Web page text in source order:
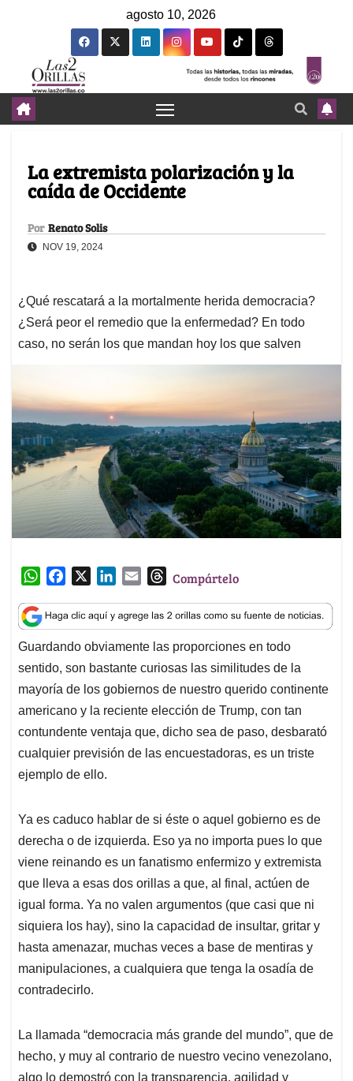
agosto 10, 2026
La extremista polarización y la
caída de Occidente
Por Renato Solis
NOV 19, 2024
¿Qué rescatará a la mortalmente herida democracia?
¿Será peor el remedio que la enfermedad? En todo
caso, no serán los que mandan hoy los que salven
W
a
t
s
A
p
p
c
e
b
o
o
k
n
k
e
d
I
n
a
i
l
T
r
e
a
d
s
Compártelo
Guardando obviamente las proporciones en todo
sentido, son bastante curiosas las similitudes de la
mayoría de los gobiernos de nuestro querido continente
americano y la reciente elección de Trump, con tan
contundente ventaja que, dicho sea de paso, desbarató
cualquier previsión de las encuestadoras, es un triste
ejemplo de ello.
Ya es caduco hablar de si éste o aquel gobierno es de
derecha o de izquierda. Eso ya no importa pues lo que
viene reinando es un fanatismo enfermizo y extremista
que lleva a esas dos orillas a que, al final, actúen de
igual forma. Ya no valen argumentos (que casi que ni
siquiera los hay), sino la capacidad de insultar, gritar y
hasta amenazar, muchas veces a base de mentiras y
manipulaciones, a cualquiera que tenga la osadía de
contradecirlo.
La llamada “democracia más grande del mundo”, que de
hecho, y muy al contrario de nuestro vecino venezolano,
algo lo demostró con la transparencia, agilidad y